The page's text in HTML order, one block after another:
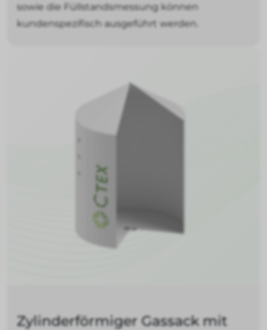
sowie die Füllstandsmessung können
kundenspezifisch ausgeführt werden.
Zylinderförmiger Gassack mit